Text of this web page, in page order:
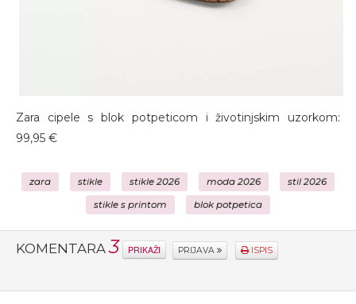
Zara cipele s blok potpeticom i životinjskim uzorkom:
99,95 €
zara stikle stikle 2026 moda 2026 stil 2026
stikle s printom blok potpetica
KOMENTARA3 PRIKAŽI PRIJAVA ISPIS